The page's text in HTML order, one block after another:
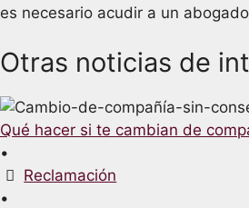
es necesario acudir a un
Otras noticias de
Qué hacer si te cambian de
•
Reclamación
•